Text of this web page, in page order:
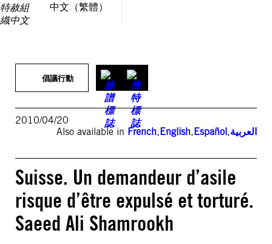
中文（繁體）
倡議行動
2010/04/20
Also available in French,English,Español,العربية
Suisse. Un demandeur d’asile
risque d’être expulsé et torturé.
Saeed Ali Shamrookh